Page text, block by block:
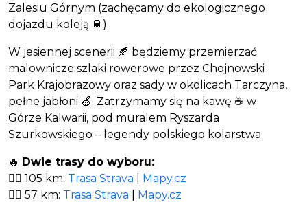
Zalesiu Górnym (zachęcamy do ekologicznego
dojazdu koleją 🚆).
W jesiennej scenerii 🍂 będziemy przemierzać
malownicze szlaki rowerowe przez Chojnowski
Park Krajobrazowy oraz sady w okolicach Tarczyna,
pełne jabłoni 🍏. Zatrzymamy się na kawę ☕ w
Górze Kalwarii, pod muralem Ryszarda
Szurkowskiego – legendy polskiego kolarstwa.
🔥 Dwie trasy do wyboru:
🚴‍♂️ 105 km: Trasa Strava
Mapy.cz
🚴‍♀️ 57 km: Trasa Strava Mapy.cz